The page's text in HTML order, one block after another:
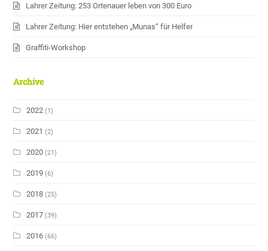
Lahrer Zeitung: 253 Ortenauer leben von 300 Euro
Lahrer Zeitung: Hier entstehen „Munas“ für Helfer
Graffiti-Workshop
Archive
2022(1)
2021(2)
2020(21)
2019(6)
2018(25)
2017(39)
2016(66)